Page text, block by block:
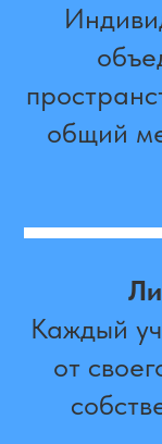
общий
Каждый
от